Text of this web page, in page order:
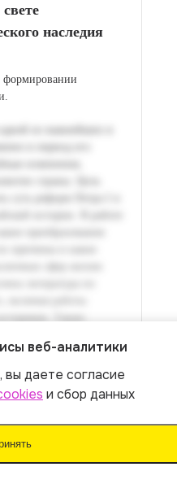
наследия
формировании
веб-аналитики
даете согласие
и сбор данных